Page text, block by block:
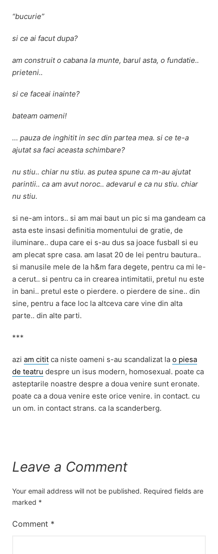
“bucurie”
si ce ai facut dupa?
am construit o cabana la munte, barul asta, o fundatie..
prieteni..
si ce faceai inainte?
bateam oameni!
… pauza de inghitit in sec din partea mea. si ce te-a
ajutat sa faci aceasta schimbare?
nu stiu.. chiar nu stiu. as putea spune ca m-au ajutat
parintii.. ca am avut noroc.. adevarul e ca nu stiu. chiar
nu stiu.
si ne-am intors.. si am mai baut un pic si ma gandeam ca
asta este insasi definitia momentului de gratie, de
iluminare.. dupa care ei s-au dus sa joace fusball si eu
am plecat spre casa. am lasat 20 de lei pentru bautura..
si manusile mele de la h&m fara degete, pentru ca mi le-
a cerut.. si pentru ca in crearea intimitatii, pretul nu este
in bani.. pretul este o pierdere. o pierdere de sine.. din
sine, pentru a face loc la altceva care vine din alta
parte.. din alte parti.
***
azi am citit ca niste oameni s-au scandalizat la o piesa
de teatru despre un isus modern, homosexual. poate ca
asteptarile noastre despre a doua venire sunt eronate.
poate ca a doua venire este orice venire. in contact. cu
un om. in contact strans. ca la scanderberg.
Leave a Comment
Your email address will not be published. Required fields are
marked *
Comment *